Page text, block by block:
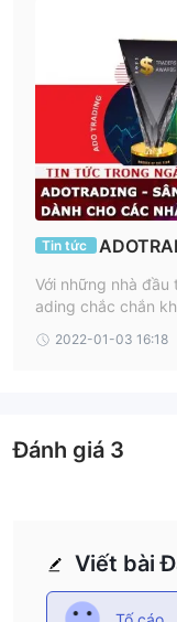
Tin tức
ch dành cho
Với những nhà đầu
ading chắc chắn
2022-01-03 16:18
Viết bài
Đánh giá 3